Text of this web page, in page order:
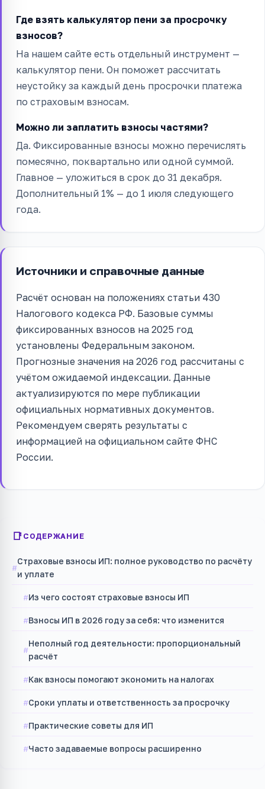
Где взять калькулятор пени за просрочку
взносов?
На нашем сайте есть отдельный инструмент —
калькулятор пени. Он поможет рассчитать
неустойку за каждый день просрочки платежа
по страховым взносам.
Можно ли заплатить взносы частями?
Да. Фиксированные взносы можно перечислять
помесячно, поквартально или одной суммой.
Главное — уложиться в срок до 31 декабря.
Дополнительный 1% — до 1 июля следующего
года.
Источники и справочные данные
Расчёт основан на положениях статьи 430
Налогового кодекса РФ. Базовые суммы
фиксированных взносов на 2025 год
установлены Федеральным законом.
Прогнозные значения на 2026 год рассчитаны с
учётом ожидаемой индексации. Данные
актуализируются по мере публикации
официальных нормативных документов.
Рекомендуем сверять результаты с
информацией на официальном сайте ФНС
России.
СОДЕРЖАНИЕ
Страховые взносы ИП: полное руководство по расчёту
и уплате
Из чего состоят страховые взносы ИП
Взносы ИП в 2026 году за себя: что изменится
Неполный год деятельности: пропорциональный
расчёт
Как взносы помогают экономить на налогах
Сроки уплаты и ответственность за просрочку
Практические советы для ИП
Часто задаваемые вопросы расширенно